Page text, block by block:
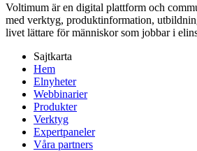
Voltimum är en digital plattform och
med verktyg, produktinformation,
livet lättare för människor som jobbar i
Sajtkarta
Hem
Elnyheter
Webbinarier
Produkter
Verktyg
Expertpaneler
Våra partners